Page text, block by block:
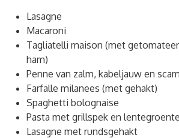
Lasagne
Macaroni
Tagliatelli maison (met
ham)
Penne van zalm, kabeljauw en
Farfalle milanees (met gehakt)
Spaghetti bolognaise
Pasta met grillspek en
Lasagne met rundsgehakt